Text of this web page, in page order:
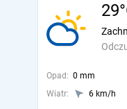
Opad: 0 mm
Wiatr:
6 km/h